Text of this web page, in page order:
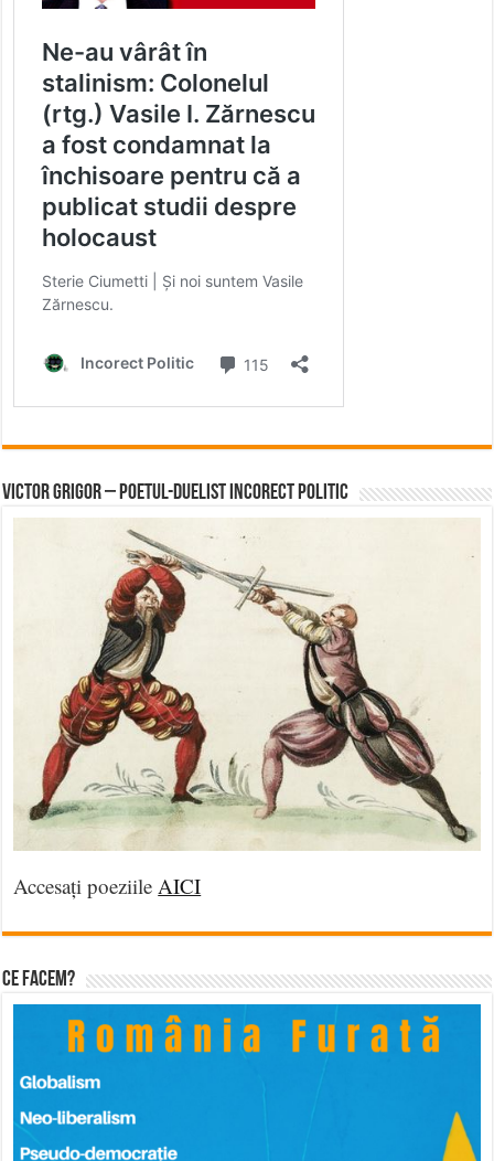
Victor Grigor – Poetul-Duelist Incorect Politic
Accesați poeziile AICI
Ce facem?